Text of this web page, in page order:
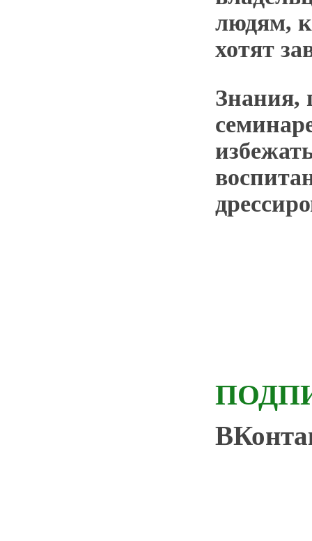
людям,
хотят
Знания,